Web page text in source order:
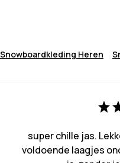
Snowboardkleding Heren
super chille jas.
voldoende laagjes